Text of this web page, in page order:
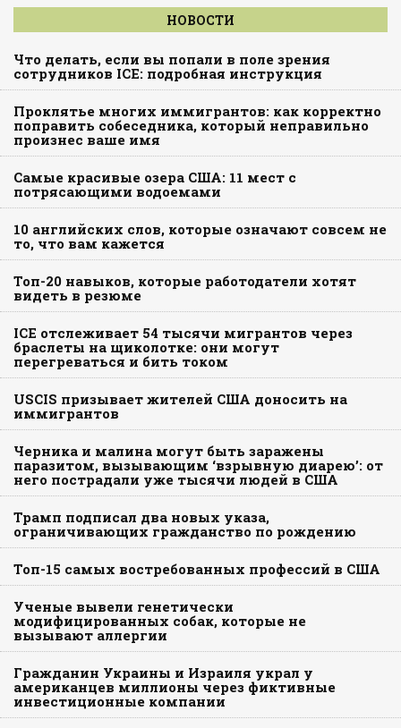
НОВОСТИ
Что делать, если вы попали в поле зрения
сотрудников ICE: подробная инструкция
Проклятье многих иммигрантов: как корректно
поправить собеседника, который неправильно
произнес ваше имя
Самые красивые озера США: 11 мест с
потрясающими водоемами
10 английских слов, которые означают совсем не
то, что вам кажется
Топ-20 навыков, которые работодатели хотят
видеть в резюме
ICE отслеживает 54 тысячи мигрантов через
браслеты на щиколотке: они могут
перегреваться и бить током
USCIS призывает жителей США доносить на
иммигрантов
Черника и малина могут быть заражены
паразитом, вызывающим ‘взрывную диарею’: от
него пострадали уже тысячи людей в США
Трамп подписал два новых указа,
ограничивающих гражданство по рождению
Топ-15 самых востребованных профессий в США
Ученые вывели генетически
модифицированных собак, которые не
вызывают аллергии
Гражданин Украины и Израиля украл у
американцев миллионы через фиктивные
инвестиционные компании